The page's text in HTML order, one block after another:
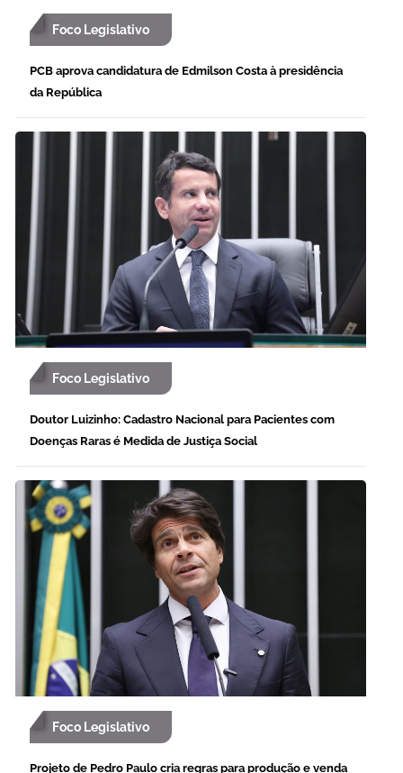
Foco Legislativo
PCB aprova candidatura de Edmilson Costa à presidência
da República
Foco Legislativo
Doutor Luizinho: Cadastro Nacional para Pacientes com
Doenças Raras é Medida de Justiça Social
Foco Legislativo
Projeto de Pedro Paulo cria regras para produção e venda